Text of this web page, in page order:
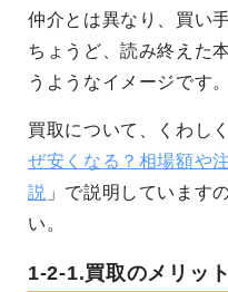
仲介とは異なり、買い
ちょうど、読み終えた
うようなイメージです。
買取について、くわし
ぜ安くなる？相場額や
説 」で説明しています
い。
1-2-1.買取のメリット